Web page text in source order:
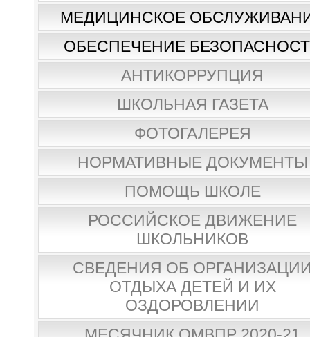
МЕДИЦИНСКОЕ
ОБЕСПЕЧЕНИЕ
АНТИКОРРУПЦИЯ
ШКОЛЬНАЯ ГАЗЕТА
ФОТОГАЛЕРЕЯ
НОРМАТИВНЫЕ ДОКУМЕНТЫ
ПОМОЩЬ ШКОЛЕ
РОССИЙСКОЕ ДВИЖЕНИЕ
ШКОЛЬНИКОВ
СВЕДЕНИЯ ОБ
ОТДЫХА ДЕТЕЙ И ИХ
ОЗДОРОВЛЕНИИ